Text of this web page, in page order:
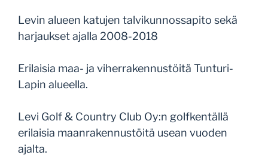
Levin alueen katujen talvikunnossapito sekä
harjaukset ajalla 2008-2018
Erilaisia maa- ja viherrakennustöitä Tunturi-
Lapin alueella.
Levi Golf & Country Club Oy:n golfkentällä
erilaisia maanrakennustöitä usean vuoden
ajalta.